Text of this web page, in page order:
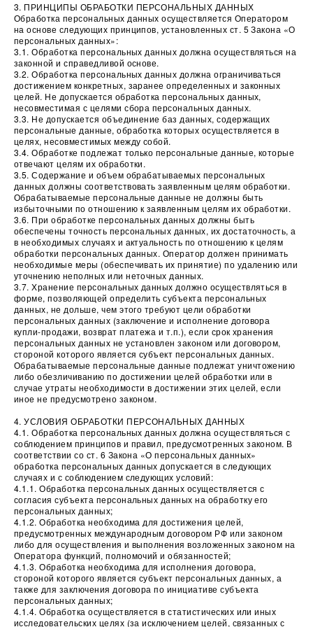
3. ПРИНЦИПЫ ОБРАБОТКИ ПЕРСОНАЛЬНЫХ ДАННЫХ
Обработка персональных данных осуществляется Оператором
на основе следующих принципов, установленных ст. 5 Закона «О
персональных данных»:
3.1. Обработка персональных данных должна осуществляться на
законной и справедливой основе.
3.2. Обработка персональных данных должна ограничиваться
достижением конкретных, заранее определенных и законных
целей. Не допускается обработка персональных данных,
несовместимая с целями сбора персональных данных.
3.3. Не допускается объединение баз данных, содержащих
персональные данные, обработка которых осуществляется в
целях, несовместимых между собой.
3.4. Обработке подлежат только персональные данные, которые
отвечают целям их обработки.
3.5. Содержание и объем обрабатываемых персональных
данных должны соответствовать заявленным целям обработки.
Обрабатываемые персональные данные не должны быть
избыточными по отношению к заявленным целям их обработки.
3.6. При обработке персональных данных должны быть
обеспечены точность персональных данных, их достаточность, а
в необходимых случаях и актуальность по отношению к целям
обработки персональных данных. Оператор должен принимать
необходимые меры (обеспечивать их принятие) по удалению или
уточнению неполных или неточных данных.
3.7. Хранение персональных данных должно осуществляться в
форме, позволяющей определить субъекта персональных
данных, не дольше, чем этого требуют цели обработки
персональных данных (заключение и исполнение договора
купли-продажи, возврат платежа и т.п.), если срок хранения
персональных данных не установлен законом или договором,
стороной которого является субъект персональных данных.
Обрабатываемые персональные данные подлежат уничтожению
либо обезличиванию по достижении целей обработки или в
случае утраты необходимости в достижении этих целей, если
иное не предусмотрено законом.
4. УСЛОВИЯ ОБРАБОТКИ ПЕРСОНАЛЬНЫХ ДАННЫХ
4.1. Обработка персональных данных должна осуществляться с
соблюдением принципов и правил, предусмотренных законом. В
соответствии со ст. 6 Закона «О персональных данных»
обработка персональных данных допускается в следующих
случаях и с соблюдением следующих условий:
4.1.1. Обработка персональных данных осуществляется с
согласия субъекта персональных данных на обработку его
персональных данных;
4.1.2. Обработка необходима для достижения целей,
предусмотренных международным договором РФ или законом
либо для осуществления и выполнения возложенных законом на
Оператора функций, полномочий и обязанностей;
4.1.3. Обработка необходима для исполнения договора,
стороной которого является субъект персональных данных, а
также для заключения договора по инициативе субъекта
персональных данных;
4.1.4. Обработка осуществляется в статистических или иных
исследовательских целях (за исключением целей, связанных с